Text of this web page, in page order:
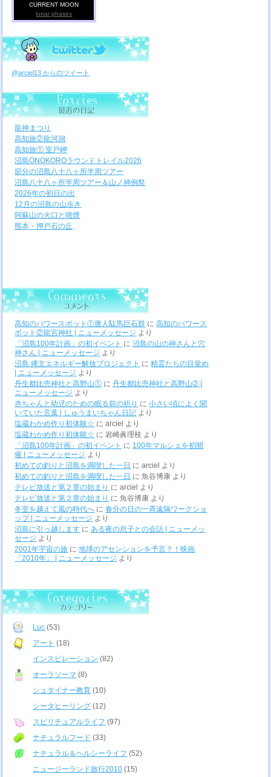
CURRENT MOON
lunar phases
@arciel13 からのツイート
龍神まつり
高知旅②龍河洞
高知旅① 室戸岬
沼島ONOKOROラウンドトレイル2026
節分の沼島八十八ヶ所半周ツアー
沼島八十八ヶ所半周ツアー＆山ノ神例祭
2026年の初日の出
12月の沼島の山歩き
阿蘇山の火口と噴煙
熊本・押戸石の丘
高知のパワースポット①唐人駄馬巨石群 に高知のパワース
ポット②龍宮神社 | ニューメッセージ より
「沼島100年計画」の初イベント に沼島の山の神さんと穴
神さん | ニューメッセージ より
沼島 縄文エネルギー解放プロジェクト に精霊たちの目覚め
| ニューメッセージ より
丹生都比売神社と高野山① に丹生都比売神社と高野山➁ |
ニューメッセージ より
赤ちゃんと幼児のための眠る前の祈り に小さい頃によく聞
いていた言葉 | しゅうまいちゃん日記 より
塩蔵わかめ作り初体験☆ にarciel
より
塩蔵わかめ作り初体験☆ に岩崎眞理枝 より
「沼島100年計画」の初イベント に 100年マルシェを初開
催 | ニューメッセージ より
初めての釣りと沼島を満喫した一日 にarciel
より
初めての釣りと沼島を満喫した一日 に魚谷博康 より
テレビ放送と第２章の始まり にarciel
より
テレビ放送と第２章の始まり に魚谷博康 より
冬至を越えて風の時代へ に春分の日の一斉遠隔ワークショ
ップ | ニューメッセージ より
沼島に引っ越します に ある夜の息子との会話 | ニューメッ
セージ より
2001年宇宙の旅 に地球のアセンションを予言？！映画
「2010年」 | ニューメッセージ より
Luc (53)
アート (18)
インスピレーション (82)
オーラソーマ (8)
シュタイナー教育 (10)
シータヒーリング (12)
スピリチュアルライフ (97)
ナチュラルフード (33)
ナチュラル＆ヘルシーライフ (52)
ニュージーランド旅行2010 (15)